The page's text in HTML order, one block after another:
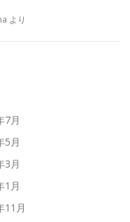
より
7月
5月
3月
1月
11月